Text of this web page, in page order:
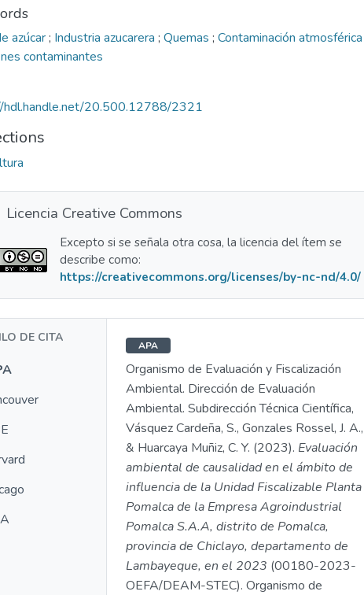
azúcar; Industria azucarera ; Quemas ; Contaminación atmosférica
contaminantes
hdl.handle.net/20.500.12788/2321
Licencia Creative Commons
Excepto si se señala otra cosa, la licencia del ítem se
describe como:
https://creativecommons.org/licenses/by-nc-nd/4.0/
DE CITA
APA
Organismo de Evaluación y Fiscalización
Ambiental. Dirección de Evaluación
Ambiental. Subdirección Técnica Científica,
Vásquez Cardeña, S., Gonzales Rossel, J. A.,
& Huarcaya Muñiz, C. Y. (2023). Evaluación
ambiental de causalidad en el ámbito de
influencia de la Unidad Fiscalizable Planta
Pomalca de la Empresa Agroindustrial
Pomalca S.A.A, distrito de Pomalca,
provincia de Chiclayo, departamento de
Lambayeque, en el 2023 (00180-2023-
OEFA/DEAM-STEC). Organismo de